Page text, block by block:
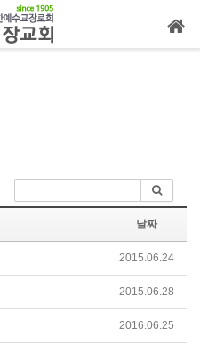
날짜
2015.06.24
2015.06.28
2016.06.25